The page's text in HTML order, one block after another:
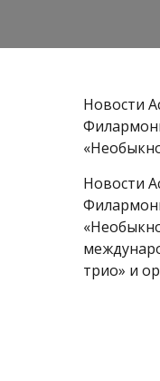
Новости
Новости
трио» и